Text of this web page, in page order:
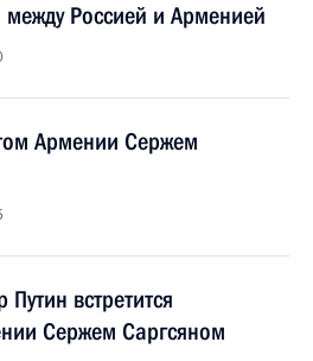
Россией и Арменией
Армении Сержем
встретится
Сержем Саргсяном